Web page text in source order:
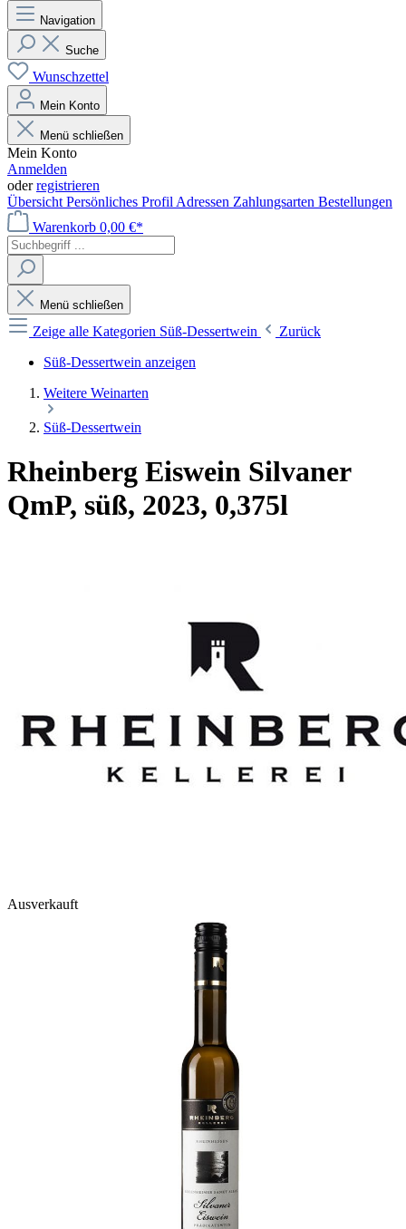
Navigation
Suche
Wunschzettel
Mein Konto
Menü schließen
Mein Konto
Anmelden
oderregistrieren
Übersicht Persönliches Profil Adressen Zahlungsarten Bestellungen
Warenkorb 0,00 €*
Menü schließen
Zeige alle Kategorien Süß-Dessertwein
Zurück
Süß-Dessertwein anzeigen
Weitere Weinarten
Süß-Dessertwein
Rheinberg Eiswein Silvaner
QmP, süß, 2023, 0,375l
Ausverkauft